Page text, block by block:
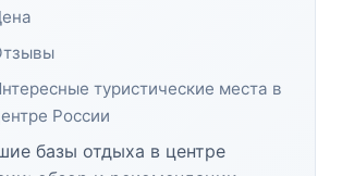
туристические места в
России
базы отдыха в центре